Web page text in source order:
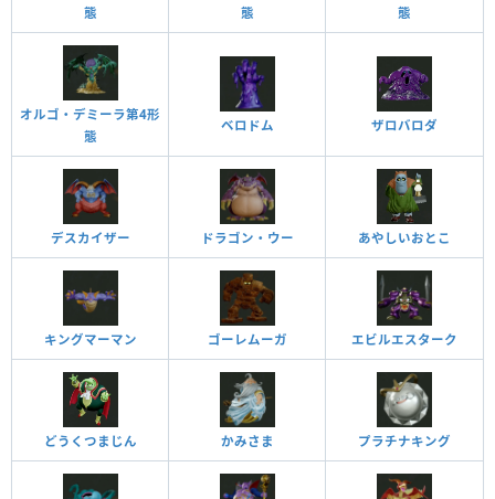
態
態
態
オルゴ・デミーラ第4形
態
ベロドム ザロバロダ
デスカイザー ドラゴン・ウー あやしいおとこ
キングマーマン ゴーレムーガ エビルエスターク
どうくつまじん かみさま プラチナキング